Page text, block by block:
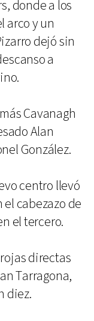
donde a los
arco y un
dejó sin
a
Cavanagh
Alan
González.
centro llevó
cabezazo de
el tercero.
directas
Tarragona,
diez.